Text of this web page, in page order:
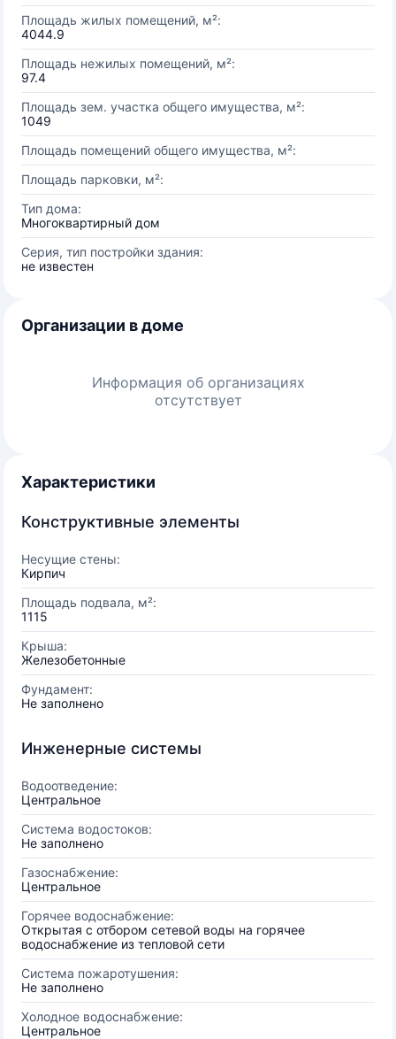
Площадь жилых помещений, м²:
4044.9
Площадь нежилых помещений, м²:
97.4
Площадь зем. участка общего имущества, м²:
1049
Площадь помещений общего имущества, м²:
Площадь парковки, м²:
Тип дома:
Многоквартирный дом
Серия, тип постройки здания:
не известен
Организации в доме
Информация об организациях
отсутствует
Характеристики
Конструктивные элементы
Несущие стены:
Кирпич
Площадь подвала, м²:
1115
Крыша:
Железобетонные
Фундамент:
Не заполнено
Инженерные системы
Водоотведение:
Центральное
Система водостоков:
Не заполнено
Газоснабжение:
Центральное
Горячее водоснабжение:
Открытая с отбором сетевой воды на горячее
водоснабжение из тепловой сети
Система пожаротушения:
Не заполнено
Холодное водоснабжение:
Центральное